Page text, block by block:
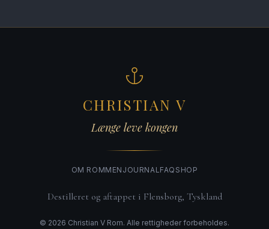
CHRISTIAN V
Længe leve kongen
OM ROMMEN JOURNALFAQ SHOP
Destilleret og aftappet i Flensborg, Tyskland
© 2026 Christian V Rom. Alle rettigheder forbeholdes.